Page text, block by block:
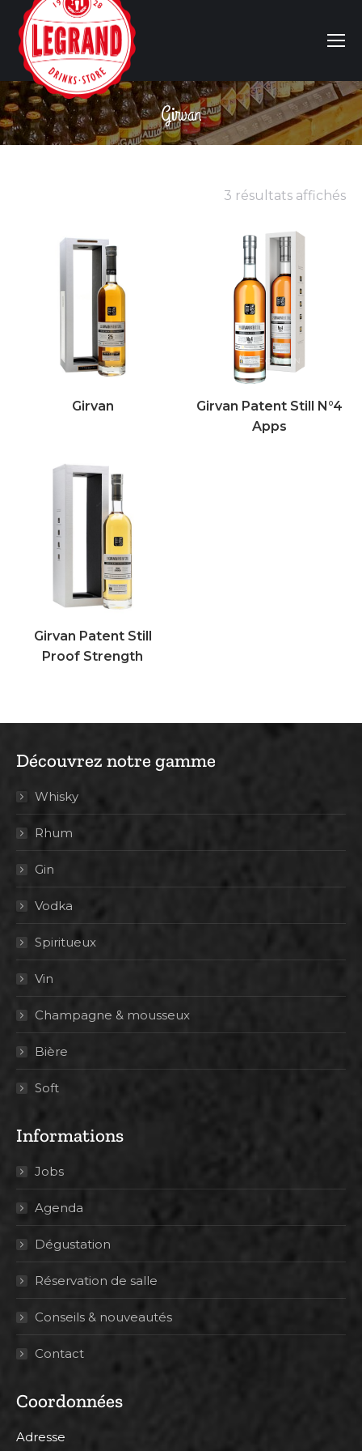
Girvan
Vous êtes ici :
3 résultats affichés
Girvan
Girvan Patent Still N°4
Apps
Girvan Patent Still
Proof Strength
Découvrez notre gamme
Whisky
Rhum
Gin
Vodka
Spiritueux
Vin
Champagne & mousseux
Bière
Soft
Informations
Jobs
Agenda
Dégustation
Réservation de salle
Conseils & nouveautés
Contact
Coordonnées
Adresse